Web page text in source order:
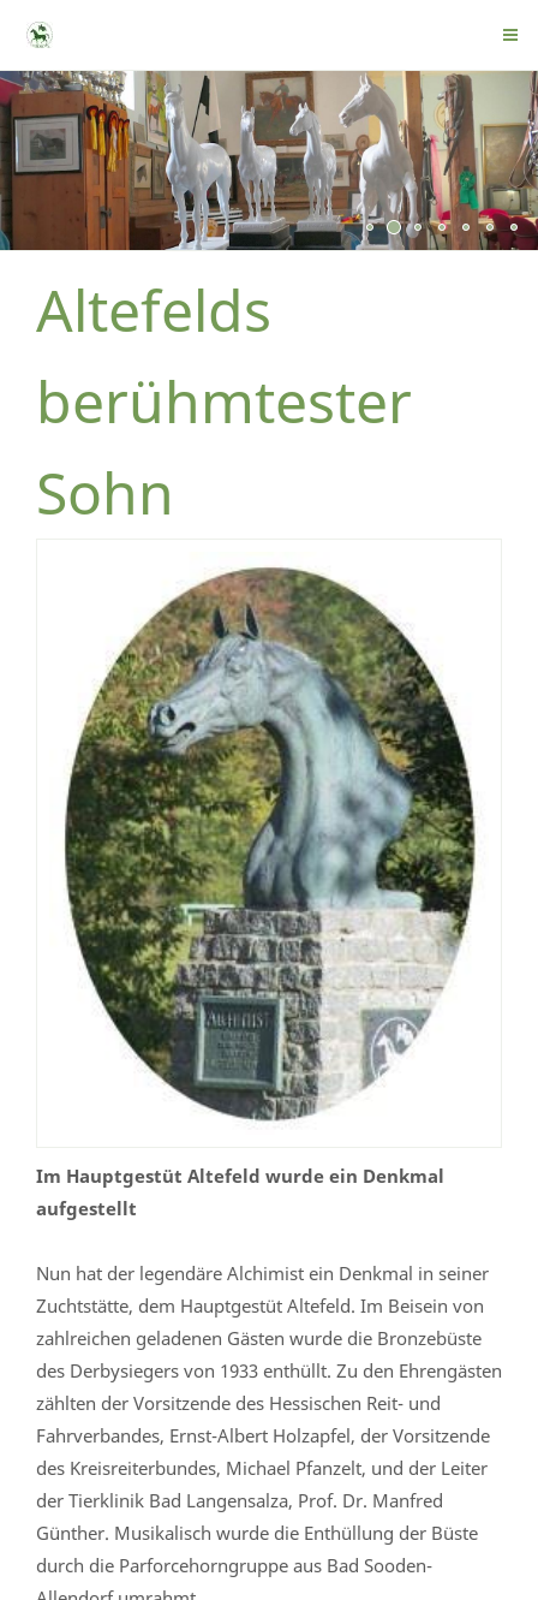
Altefelds
berühmtester
Sohn
Im Hauptgestüt Altefeld wurde ein Denkmal
aufgestellt
Nun hat der legendäre Alchimist ein Denkmal in seiner
Zuchtstätte, dem Hauptgestüt Altefeld. Im Beisein von
zahlreichen geladenen Gästen wurde die Bronzebüste
des Derbysiegers von 1933 enthüllt. Zu den Ehrengästen
zählten der Vorsitzende des Hessischen Reit- und
Fahrverbandes, Ernst-Albert Holzapfel, der Vorsitzende
des Kreisreiterbundes, Michael Pfanzelt, und der Leiter
der Tierklinik Bad Langensalza, Prof. Dr. Manfred
Günther. Musikalisch wurde die Enthüllung der Büste
durch die Parforcehorngruppe aus Bad Sooden-